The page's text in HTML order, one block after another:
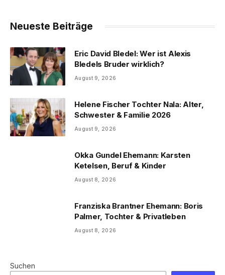
Neueste Beiträge
Eric David Bledel: Wer ist Alexis
Bledels Bruder wirklich?
August 9, 2026
Helene Fischer Tochter Nala: Alter,
Schwester & Familie 2026
August 9, 2026
Okka Gundel Ehemann: Karsten
Ketelsen, Beruf & Kinder
August 8, 2026
Franziska Brantner Ehemann: Boris
Palmer, Tochter & Privatleben
August 8, 2026
Suchen